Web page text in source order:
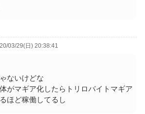
03/29(日) 20:38:41
ないけどな
がマギア化したらトリロバイトマギア
ほど稼働してるし